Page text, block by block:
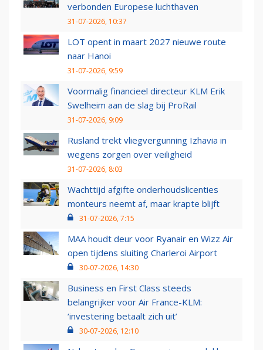
verbonden Europese luchthaven
31-07-2026, 10:37
LOT opent in maart 2027 nieuwe route
naar Hanoi
31-07-2026, 9:59
Voormalig financieel directeur KLM Erik
Swelheim aan de slag bij ProRail
31-07-2026, 9:09
Rusland trekt vliegvergunning Izhavia in
wegens zorgen over veiligheid
31-07-2026, 8:03
Wachttijd afgifte onderhoudslicenties
monteurs neemt af, maar krapte blijft
31-07-2026, 7:15
MAA houdt deur voor Ryanair en Wizz Air
open tijdens sluiting Charleroi Airport
30-07-2026, 14:30
Business en First Class steeds
belangrijker voor Air France-KLM:
‘investering betaalt zich uit’
30-07-2026, 12:10